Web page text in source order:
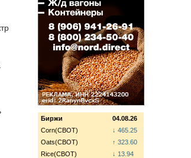
Биржи
04.08.26
Corn(CBOT)
↓ 465.25
Oats(CBOT)
↑ 323.60
Rice(CBOT)
↓ 13.94